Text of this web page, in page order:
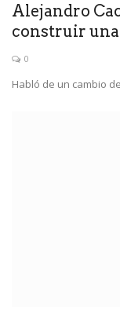
Alejandro
construir
0
Habló de un cambio